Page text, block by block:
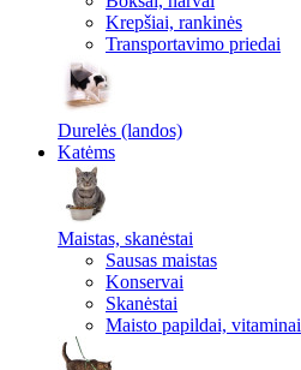
Krepšiai, rankinės
Transportavimo priedai
Durelės (landos)
Katėms
Maistas, skanėstai
Sausas maistas
Konservai
Skanėstai
Maisto papildai, vitaminai